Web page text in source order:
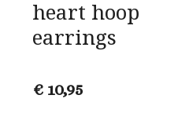
heart hoop
earrings
€ 10,95